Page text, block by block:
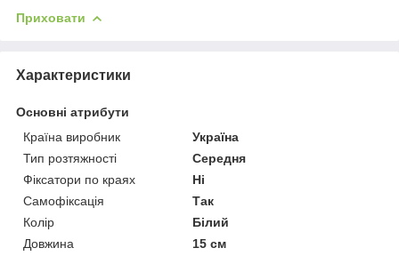
Приховати
Характеристики
Основні атрибути
Країна виробник
Україна
Тип розтяжності
Середня
Фіксатори по краях
Ні
Самофіксація
Так
Колір
Білий
Довжина
15 см